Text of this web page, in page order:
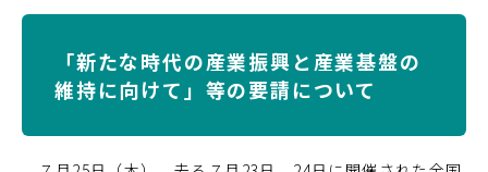
「新たな時代の産業振興と産業基盤の
維持に向けて」等の要請について